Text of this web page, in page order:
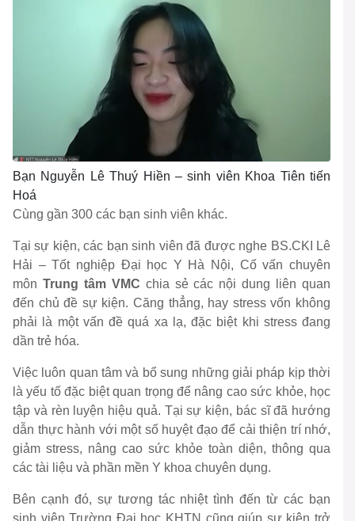
Bạn Nguyễn Lê Thuý Hiền – sinh viên Khoa Tiên tiến
Hoá
Cùng gần 300 các bạn sinh viên khác.
Tại sự kiện, các bạn sinh viên đã được nghe BS.CKI Lê
Hải – Tốt nghiệp Đại học Y Hà Nội, Cố vấn chuyên
môn Trung tâm VMC chia sẻ các nội dung liên quan
đến chủ đề sự kiện. Căng thẳng, hay stress vốn không
phải là một vấn đề quá xa lạ, đặc biệt khi stress đang
dần trẻ hóa.
Việc luôn quan tâm và bổ sung những giải pháp kịp thời
là yếu tố đặc biệt quan trọng để nâng cao sức khỏe, học
tập và rèn luyện hiệu quả. Tại sự kiện, bác sĩ đã hướng
dẫn thực hành với một số huyệt đạo để cải thiện trí nhớ,
giảm stress, nâng cao sức khỏe toàn diện, thông qua
các tài liệu và phần mền Y khoa chuyên dụng.
Bên cạnh đó, sự tương tác nhiệt tình đến từ các bạn